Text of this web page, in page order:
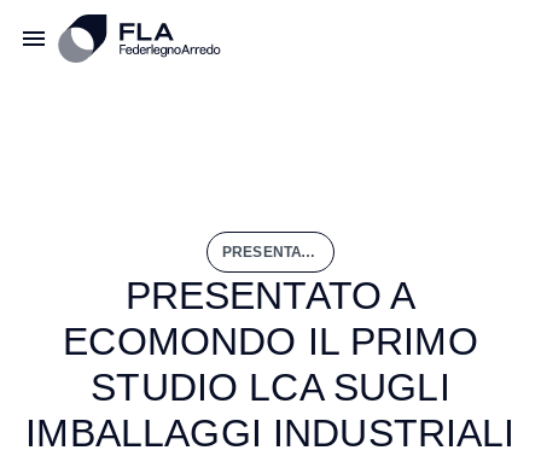
PRESENTATO A ECOMONDO IL PRIMO STUDIO LCA SUGLI IMBALLAGGI INDUSTRIALI IN LEGNO
PRESENTATO A
ECOMONDO IL PRIMO
STUDIO LCA SUGLI
IMBALLAGGI INDUSTRIALI